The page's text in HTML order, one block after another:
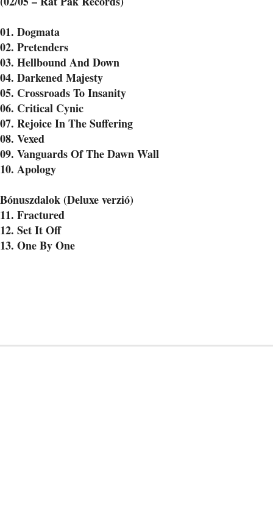
01. Dogmata
02. Pretenders
03. Hellbound And Down
04. Darkened Majesty
05. Crossroads To Insanity
06. Critical Cynic
07. Rejoice In The Suffering
08. Vexed
09. Vanguards Of The Dawn Wall
10. Apology
Bónuszdalok (Deluxe verzió)
11. Fractured
12. Set It Off
13. One By One